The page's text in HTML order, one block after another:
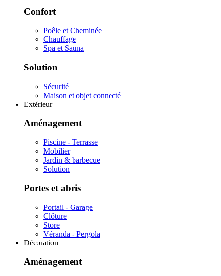
Confort
Poêle et Cheminée
Chauffage
Spa et Sauna
Solution
Sécurité
Maison et objet connecté
Extérieur
Aménagement
Piscine - Terrasse
Mobilier
Jardin & barbecue
Solution
Portes et abris
Portail - Garage
Clôture
Store
Véranda - Pergola
Décoration
Aménagement